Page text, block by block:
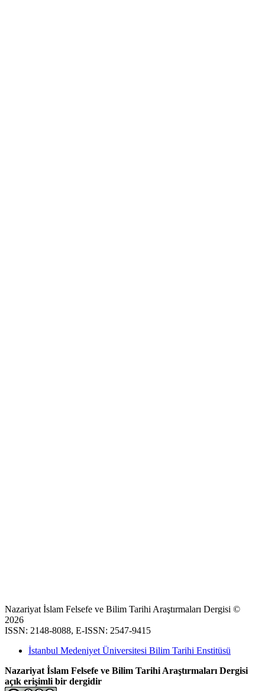
Nazariyat İslam Felsefe ve Bilim Tarihi Araştırmaları Dergisi ©
2026
ISSN: 2148-8088, E-ISSN: 2547-9415
İstanbul Medeniyet Üniversitesi Bilim Tarihi Enstitüsü
Nazariyat İslam Felsefe ve Bilim Tarihi Araştırmaları Dergisi
açık erişimli bir dergidir